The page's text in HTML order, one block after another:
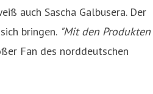
auch Sascha Galbusera. Der
bringen. "Mit den Produkten
Fan des norddeutschen